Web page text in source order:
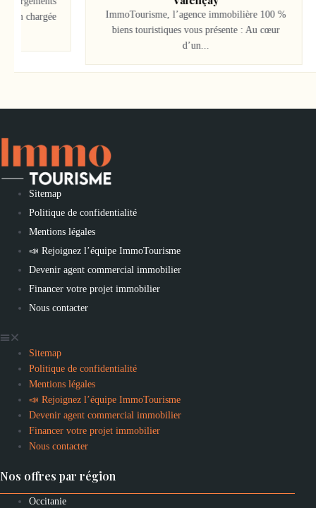
chargée
ImmoTourisme, l’agence immobilière 100 %
biens touristiques vous présente : Au cœur
d’un...
Sitemap
Politique de confidentialité
Mentions légales
📣 Rejoignez l’équipe ImmoTourisme
Devenir agent commercial immobilier
Financer votre projet immobilier
Nous contacter
Sitemap
Politique de confidentialité
Mentions légales
📣 Rejoignez l’équipe ImmoTourisme
Devenir agent commercial immobilier
Financer votre projet immobilier
Nous contacter
Nos offres par région
Occitanie